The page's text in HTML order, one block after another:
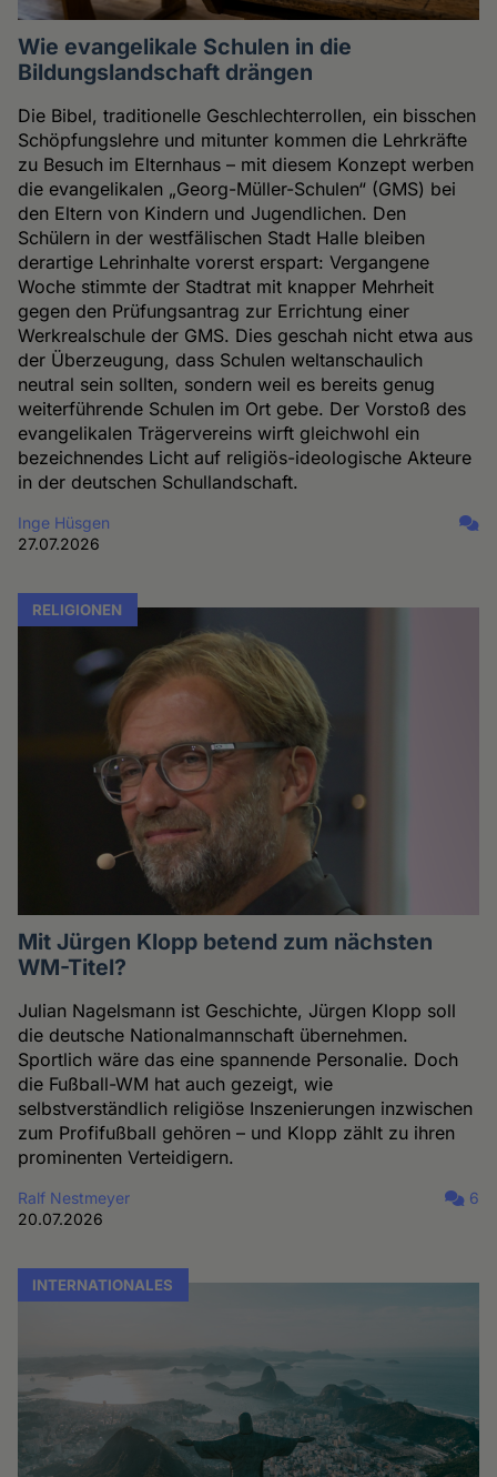
Wie evangelikale Schulen in die
Bildungslandschaft drängen
Die Bibel, traditionelle Geschlechterrollen, ein bisschen
Schöpfungslehre und mitunter kommen die Lehrkräfte
zu Besuch im Elternhaus – mit diesem Konzept werben
die evangelikalen „Georg-Müller-Schulen“ (GMS) bei
den Eltern von Kindern und Jugendlichen. Den
Schülern in der westfälischen Stadt Halle bleiben
derartige Lehrinhalte vorerst erspart: Vergangene
Woche stimmte der Stadtrat mit knapper Mehrheit
gegen den Prüfungsantrag zur Errichtung einer
Werkrealschule der GMS. Dies geschah nicht etwa aus
der Überzeugung, dass Schulen weltanschaulich
neutral sein sollten, sondern weil es bereits genug
weiterführende Schulen im Ort gebe. Der Vorstoß des
evangelikalen Trägervereins wirft gleichwohl ein
bezeichnendes Licht auf religiös-ideologische Akteure
in der deutschen Schullandschaft.
Inge Hüsgen
27.07.2026
RELIGIONEN
Mit Jürgen Klopp betend zum nächsten
WM-Titel?
Julian Nagelsmann ist Geschichte, Jürgen Klopp soll
die deutsche Nationalmannschaft übernehmen.
Sportlich wäre das eine spannende Personalie. Doch
die Fußball-WM hat auch gezeigt, wie
selbstverständlich religiöse Inszenierungen inzwischen
zum Profifußball gehören – und Klopp zählt zu ihren
prominenten Verteidigern.
Ralf Nestmeyer
20.07.2026
6
INTERNATIONALES